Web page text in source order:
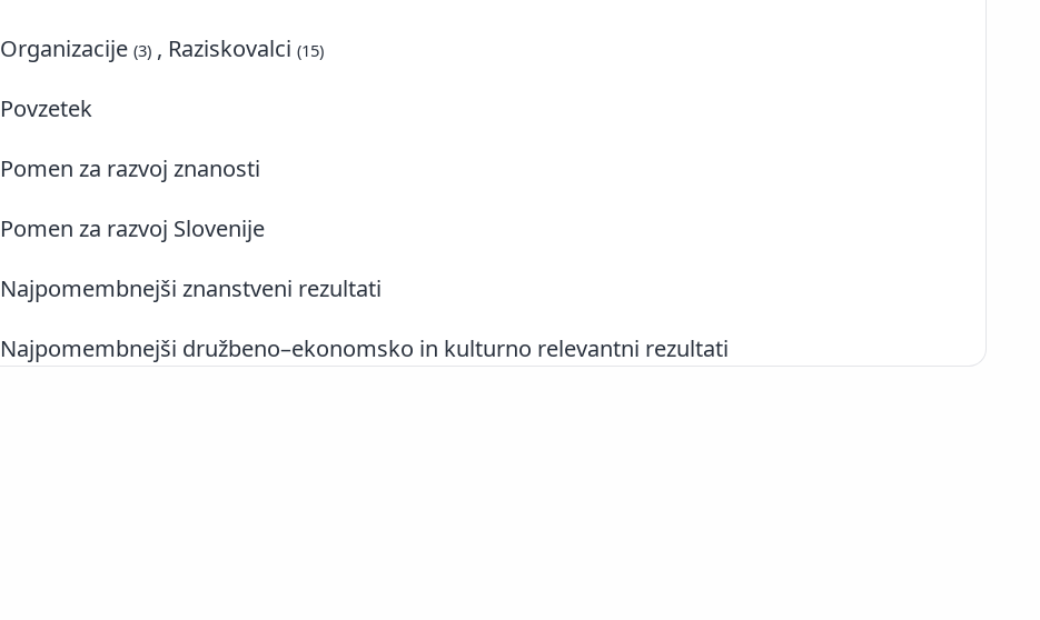
Organizacije(3) , Raziskovalci(15)
Povzetek
Pomen za razvoj znanosti
Pomen za razvoj Slovenije
Najpomembnejši znanstveni rezultati
Najpomembnejši družbeno–ekonomsko in kulturno relevantni rezultati